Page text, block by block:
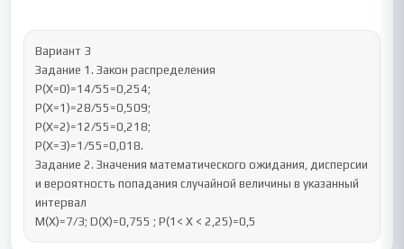
Вариант 3
Задание 1. Закон распределения
P(X=0)=14/55=0,254;
P(X=1)=28/55=0,509;
P(X=2)=12/55=0,218;
P(X=3)=1/55=0,018.
Задание 2. Значения математического ожидания, дисперсии
и вероятность попадания случайной величины в указанный
интервал
M(X)=7/3; D(X)=0,755 ; P(1< X < 2,25)=0,5